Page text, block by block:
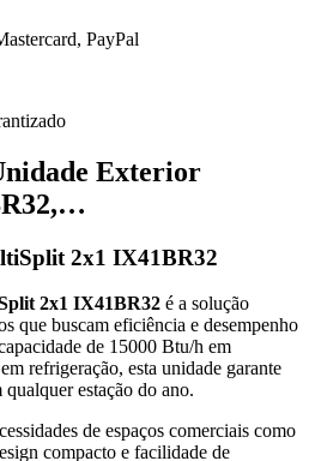
PayPal
Exterior
2x1 IX41BR32
2x1 IX41BR32 é a solução
que buscam eficiência e desempenho
de 15000 Btu/h em
refrigeração, esta unidade garante
estação do ano.
de espaços comerciais como
compacto e facilidade de